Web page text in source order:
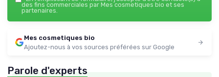
des fins commerciales par Mes cosmetiques bio et ses
partenaires.
Mes cosmetiques bio
Ajoutez-nous à vos sources préférées sur Google
Parole d'experts